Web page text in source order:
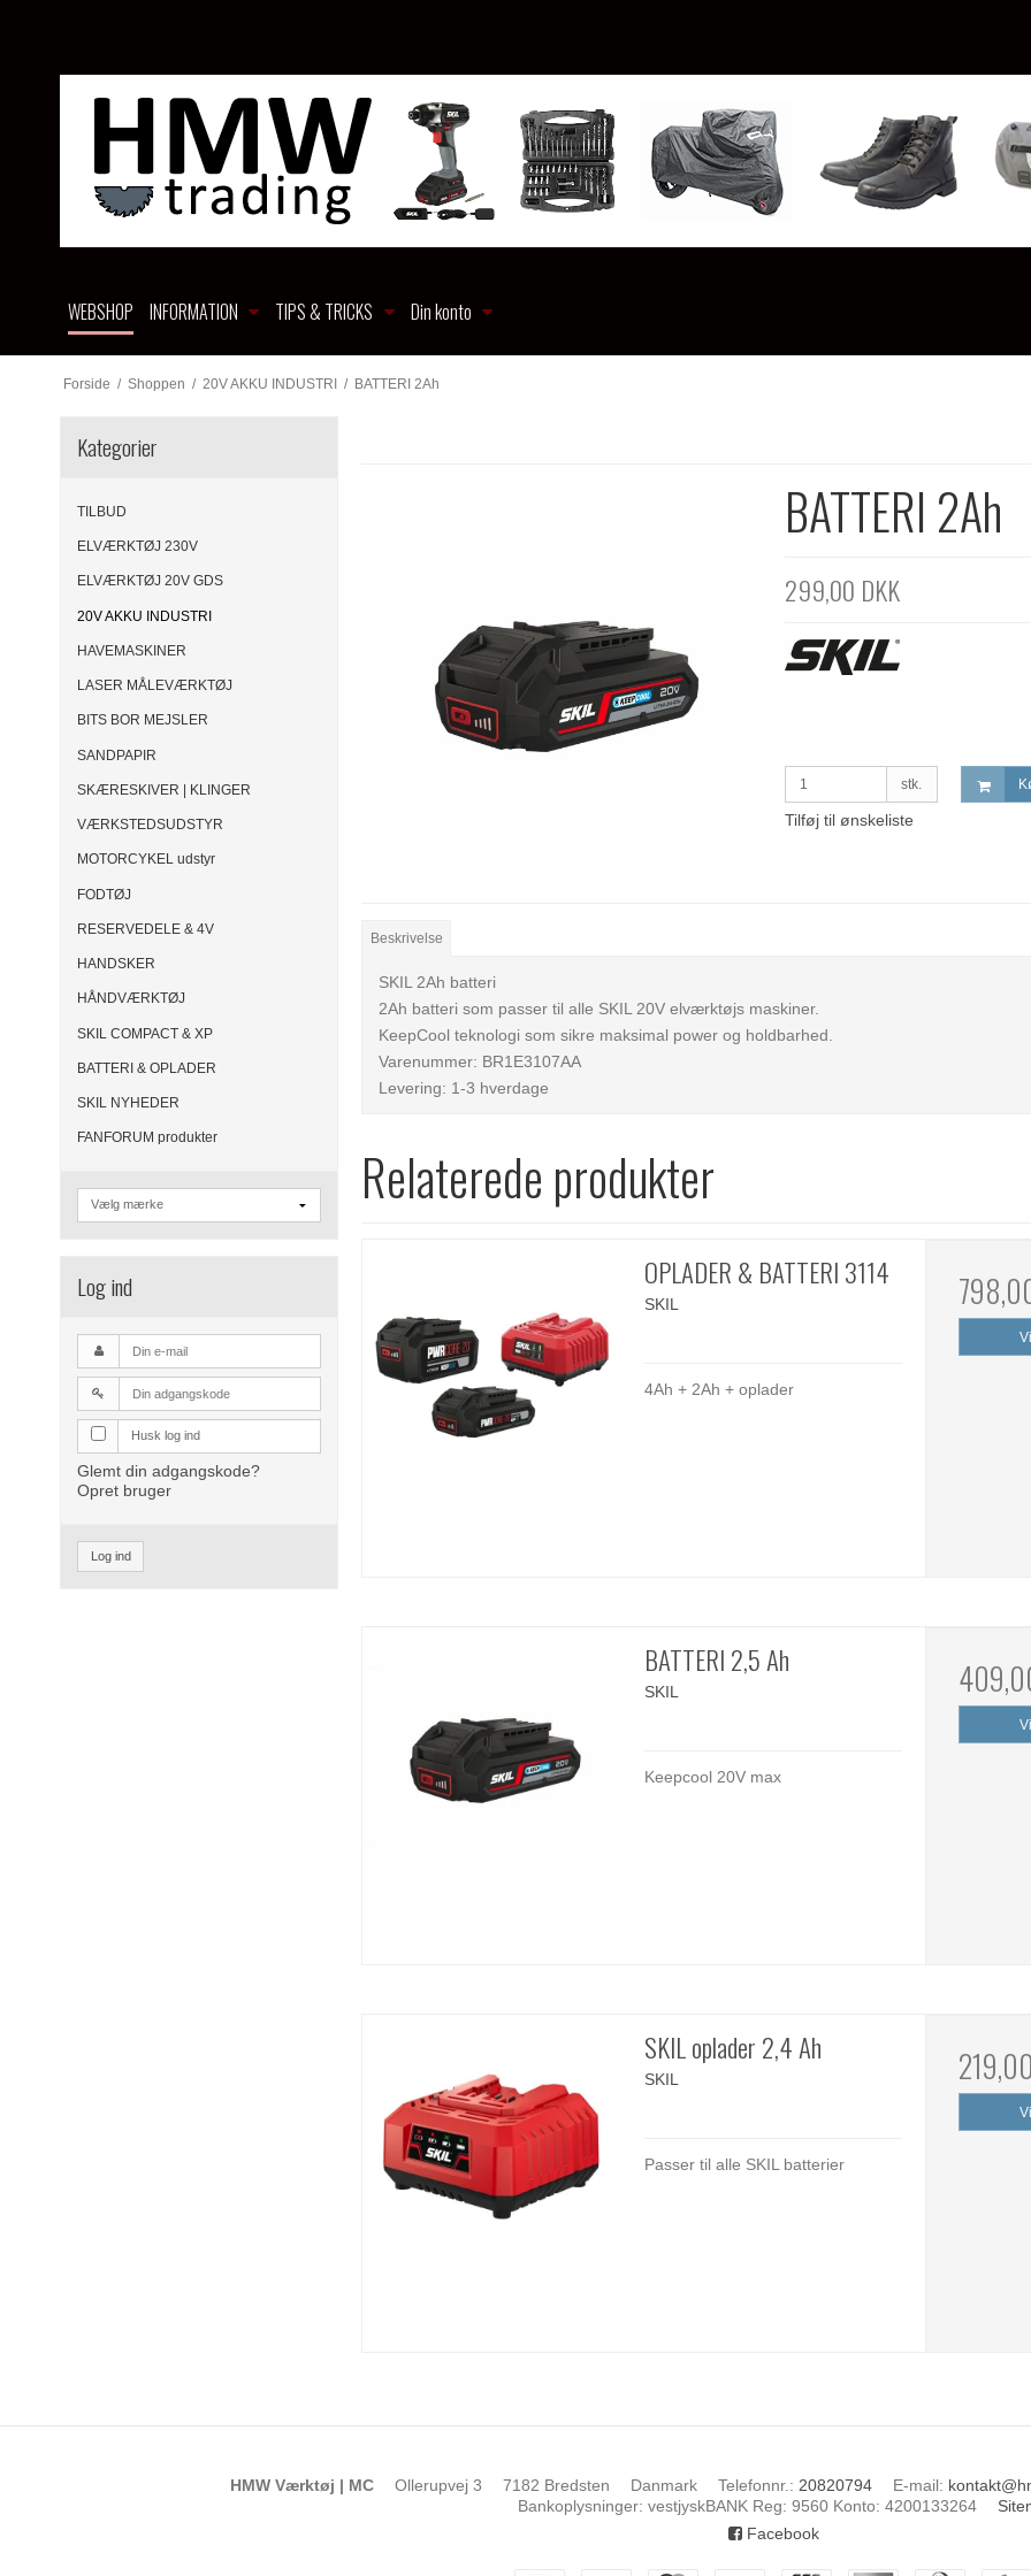
WEBSHOP INFORMATION TIPS & TRICKS Din konto
Forside / Shoppen / 20V AKKU INDUSTRI / BATTERI 2Ah
Kategorier
TILBUD
ELVÆRKTØJ 230V
ELVÆRKTØJ 20V GDS
20V AKKU INDUSTRI
HAVEMASKINER
LASER MÅLEVÆRKTØJ
BITS BOR MEJSLER
SANDPAPIR
SKÆRESKIVER | KLINGER
VÆRKSTEDSUDSTYR
MOTORCYKEL udstyr
FODTØJ
RESERVEDELE & 4V
HANDSKER
HÅNDVÆRKTØJ
SKIL COMPACT & XP
BATTERI & OPLADER
SKIL NYHEDER
FANFORUM produkter
Log ind
Husk log ind
Glemt din adgangskode?
Opret bruger
Log ind
BATTERI 2Ah
299,00 DKK
stk.
Tilføj til ønskeliste
Beskrivelse
SKIL 2Ah batteri
2Ah batteri som passer til alle SKIL 20V elværktøjs maskiner.
KeepCool teknologi som sikre maksimal power og holdbarhed.
Varenummer: BR1E3107AA
Levering: 1-3 hverdage
Relaterede produkter
OPLADER & BATTERI 3114
SKIL
4Ah + 2Ah + oplader
BATTERI 2,5 Ah
SKIL
Keepcool 20V max
SKIL oplader 2,4 Ah
SKIL
Passer til alle SKIL batterier
HMW Værktøj | MC Ollerupvej 3 7182 Bredsten Danmark Telefonnr. : 20820794 E-mail:
Bankoplysninger: vestjyskBANK Reg: 9560 Konto: 4200133264
Facebook